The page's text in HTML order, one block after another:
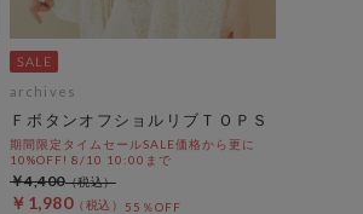
archives
ＦボタンオフショルリブＴＯＰＳ
期間限定タイムセールSALE価格から更に
10%OFF! 8/10 10:00まで
￥1,980 55％OFF
￥4,400